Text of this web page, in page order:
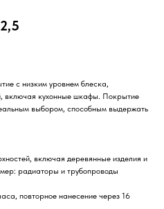
с низким уровнем блеска,
включая кухонные шкафы. Покрытие
выбором, способным выдержать
включая деревянные изделия и
радиаторы и трубопроводы
повторное нанесение через 16